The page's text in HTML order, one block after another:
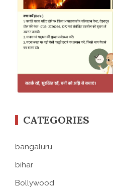
CATEGORIES
bangaluru
bihar
Bollywood